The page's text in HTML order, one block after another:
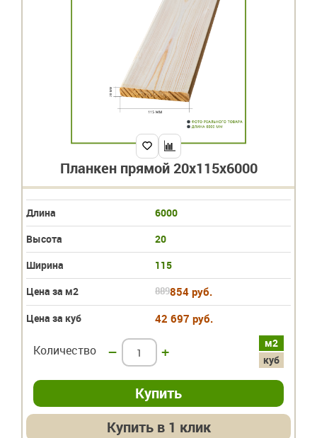
Планкен прямой 20х115х6000
Длина
6000
Высота
20
Ширина
115
Цена за м2
889854 руб.
Цена за куб 42 697 руб.
м2
куб
Количество – +
Купить в 1 клик